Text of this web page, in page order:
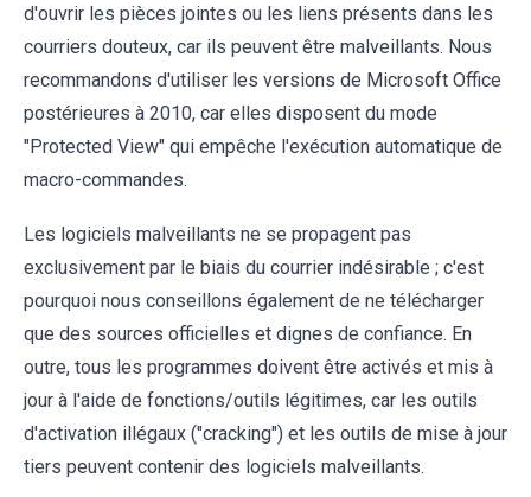
d'ouvrir les pièces jointes ou les liens présents dans les
courriers douteux, car ils peuvent être malveillants. Nous
recommandons d'utiliser les versions de Microsoft Office
postérieures à 2010, car elles disposent du mode
"Protected View" qui empêche l'exécution automatique de
macro-commandes.
Les logiciels malveillants ne se propagent pas
exclusivement par le biais du courrier indésirable ; c'est
pourquoi nous conseillons également de ne télécharger
que des sources officielles et dignes de confiance. En
outre, tous les programmes doivent être activés et mis à
jour à l'aide de fonctions/outils légitimes, car les outils
d'activation illégaux ("cracking") et les outils de mise à jour
tiers peuvent contenir des logiciels malveillants.